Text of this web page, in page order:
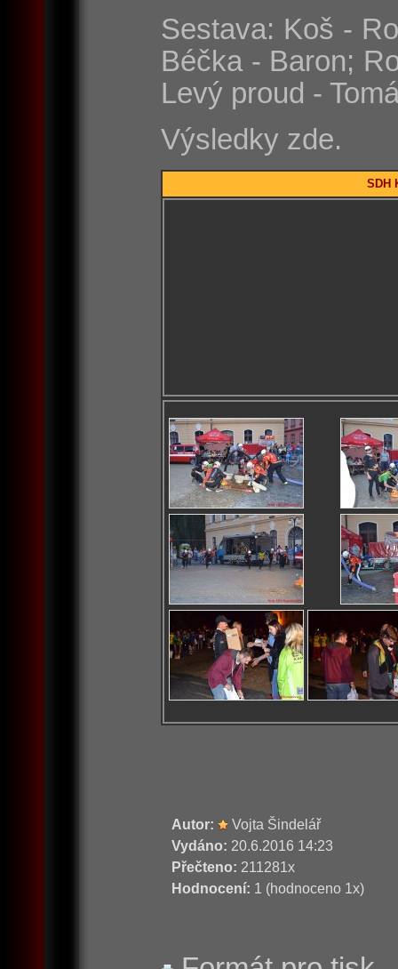
Sestava: Koš -
Béčka - Baron;
Levý proud -
Výsledky zde.
SDH
Autor:
Vojta Šindelář
Vydáno: 20.6.2016 14:23
Přečteno: 211281x
Hodnocení: 1 (hodnoceno 1x)